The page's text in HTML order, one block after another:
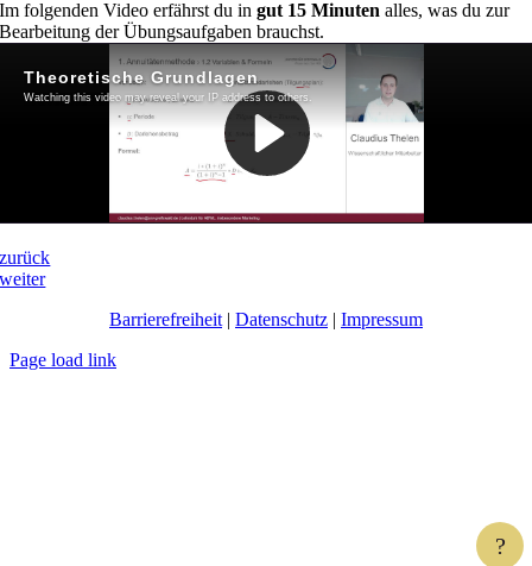
Im folgenden Video erfährst du ingut 15 Minuten alles, was du zur
Bearbeitung der Übungsaufgaben brauchst.
?
zurück
weiter
Barrierefreiheit | Datenschutz | Impressum
Page load link